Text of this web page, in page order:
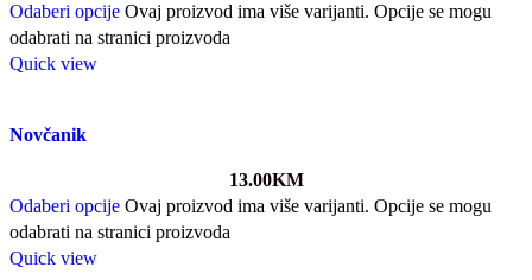
Odaberi opcije Ovaj proizvod ima više varijanti. Opcije se mogu
odabrati na stranici proizvoda
Quick view
Novčanik
13.00KM
Odaberi opcije Ovaj proizvod ima više varijanti. Opcije se mogu
odabrati na stranici proizvoda
Quick view